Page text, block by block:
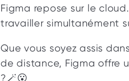
Figma repose sur le
travailler simultanément
Que vous soyez assis
de distance, Figma offre
?🪄😮